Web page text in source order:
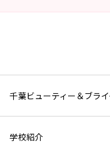
千葉ビューティー＆ブラ
学校紹介